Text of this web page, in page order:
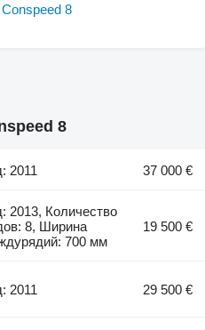
8
8
2011 37 000 €
2013, Количество
8, Ширина
700 мм
19 500 €
2011 29 500 €